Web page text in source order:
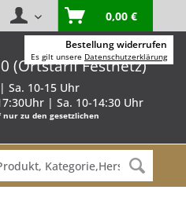
0,00 €
(Ortstarif Festnetz)
Sa. 10-15 Uhr
| Sa. 10-14:30 Uhr
zu den gesetzlichen
Bestellung widerrufen
Es gilt unsere Datenschutzerklärung